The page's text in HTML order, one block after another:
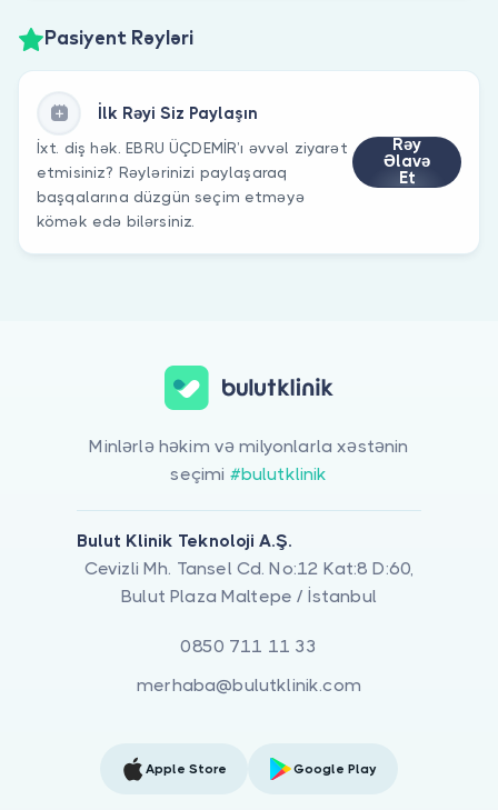
Pasiyent Rəyləri
İlk Rəyi Siz Paylaşın
İxt. diş hək. EBRU ÜÇDEMİR’ı əvvəl ziyarət
etmisiniz? Rəylərinizi paylaşaraq
başqalarına düzgün seçim etməyə
kömək edə bilərsiniz.
Rəy
Əlavə
Et
Minlərlə həkim və milyonlarla xəstənin
seçimi #bulutklinik
Bulut Klinik Teknoloji A.Ş.
Cevizli Mh. Tansel Cd. No:12 Kat:8 D:60,
Bulut Plaza Maltepe / İstanbul
0850 711 11 33
merhaba@bulutklinik.com
Apple Store Google Play